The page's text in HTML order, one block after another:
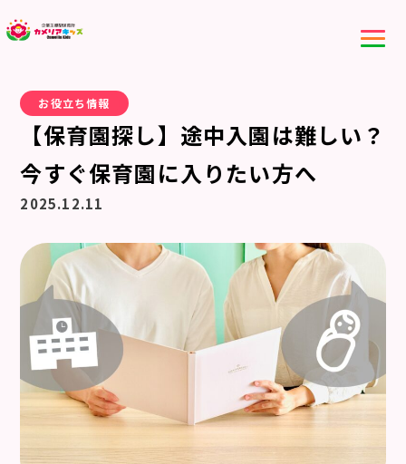
お役立ち情報
【保育園探し】途中入園は難しい？
今すぐ保育園に入りたい方へ
2025.12.11